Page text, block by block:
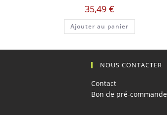
35,49 €
Ajouter au panier
NOUS CONTACTER
Contact
Bon de pré-commande